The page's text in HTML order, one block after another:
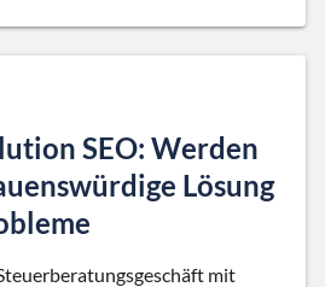
SEO: Werden
Lösung
mit